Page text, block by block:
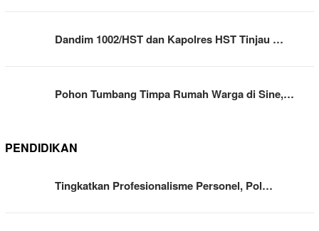
Dandim 1002/HST dan Kapolres HST Tinjau …
Pohon Tumbang Timpa Rumah Warga di Sine,…
PENDIDIKAN
Tingkatkan Profesionalisme Personel, Pol…